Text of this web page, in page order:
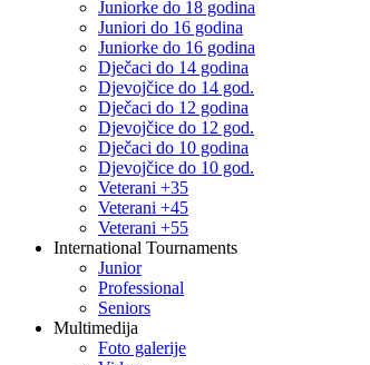
Juniorke do 18 godina
Juniori do 16 godina
Juniorke do 16 godina
Dječaci do 14 godina
Djevojčice do 14 god.
Dječaci do 12 godina
Djevojčice do 12 god.
Dječaci do 10 godina
Djevojčice do 10 god.
Veterani +35
Veterani +45
Veterani +55
International Tournaments
Junior
Professional
Seniors
Multimedija
Foto galerije